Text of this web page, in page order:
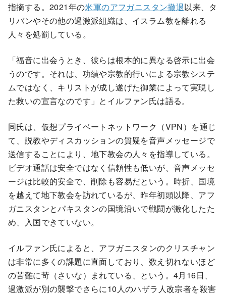
指摘する。2021年の米軍のアフガニスタン撤退以来、タ
リバンやその他の過激派組織は、イスラム教を離れる
人々を処罰している。
「福音に出会うとき、彼らは根本的に異なる啓示に出会
うのです。それは、功績や宗教的行いによる宗教システ
ムではなく、キリストが成し遂げた御業によって実現し
た救いの宣言なのです」とイルファン氏は語る。
同氏は、仮想プライベートネットワーク（VPN）を通じ
て、説教やディスカッションの質疑を音声メッセージで
送信することにより、地下教会の人々を指導している。
ビデオ通話は安全ではなく信頼性も低いが、音声メッセ
ージは比較的安全で、削除も容易だという。時折、国境
を越えて地下教会を訪れているが、昨年初頭以降、アフ
ガニスタンとパキスタンの国境沿いで戦闘が激化したた
め、入国できていない。
イルファン氏によると、アフガニスタンのクリスチャン
は非常に多くの課題に直面しており、数え切れないほど
の苦難に苛（さいな）まれている、という。4月16日、
過激派が別の襲撃でさらに10人のハザラ人改宗者を殺害